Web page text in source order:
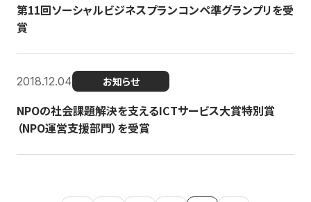
第11回ソーシャルビジネスプランコンペ準グランプリを受
賞
2018.12.04 お知らせ
NPOの社会課題解決を支えるICTサービス大賞特別賞
（NPO運営支援部門）を受賞